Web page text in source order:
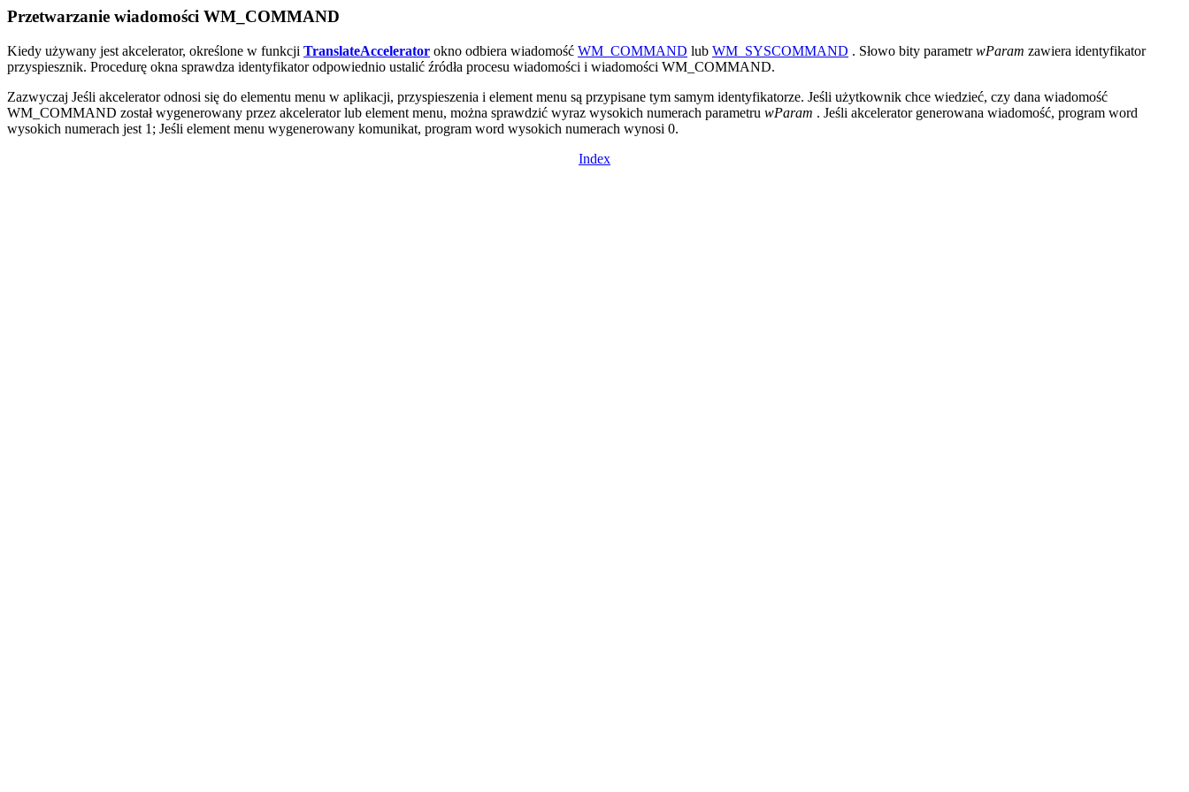
Przetwarzanie wiadomości WM_COMMAND
Kiedy używany jest akcelerator, określone w funkcji TranslateAccelerator okno odbiera wiadomość WM_COMMAND lub WM_SYSCOMMAND . Słowo bity parametrwParam zawiera identyfikator
przyspiesznik. Procedurę okna sprawdza identyfikator odpowiednio ustalić źródła procesu wiadomości i wiadomości WM_COMMAND.
Zazwyczaj Jeśli akcelerator odnosi się do elementu menu w aplikacji, przyspieszenia i element menu są przypisane tym samym identyfikatorze. Jeśli użytkownik chce wiedzieć, czy dana wiadomość
WM_COMMAND został wygenerowany przez akcelerator lub element menu, można sprawdzić wyraz wysokich numerach parametru wParam . Jeśli akcelerator generowana wiadomość, program word
wysokich numerach jest 1; Jeśli element menu wygenerowany komunikat, program word wysokich numerach wynosi 0.
Index